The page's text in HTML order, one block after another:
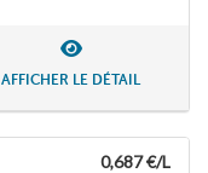
AFFICHER LE DÉTAIL
0,687 €/L